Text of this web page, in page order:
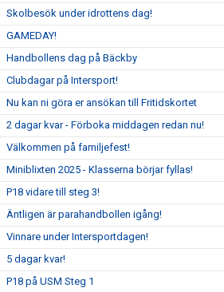
Skolbesök under idrottens dag!
GAMEDAY!
Handbollens dag på Bäckby
Clubdagar på Intersport!
Nu kan ni göra er ansökan till Fritidskortet
2 dagar kvar - Förboka middagen redan nu!
Välkommen på familjefest!
Miniblixten 2025 - Klasserna börjar fyllas!
P18 vidare till steg 3!
Äntligen är parahandbollen igång!
Vinnare under Intersportdagen!
5 dagar kvar!
P18 på USM Steg 1